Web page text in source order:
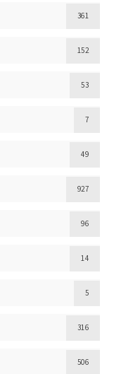
361
152
53
7
49
927
96
14
5
316
506